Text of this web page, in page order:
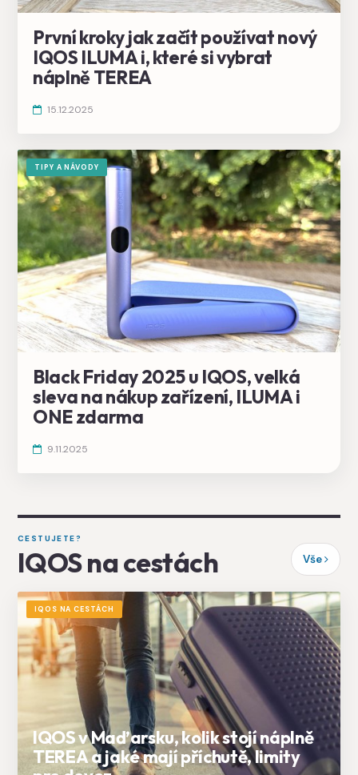
První kroky jak začít používat nový
IQOS ILUMA i, které si vybrat
náplně TEREA
15.12.2025
TIPY A NÁVODY
Black Friday 2025 u IQOS, velká
sleva na nákup zařízení, ILUMA i
ONE zdarma
9.11.2025
CESTUJETE?
IQOS na cestách Vše
IQOS NA CESTÁCH
IQOS v Maďarsku, kolik stojí náplně
TEREA a jaké mají příchutě, limity